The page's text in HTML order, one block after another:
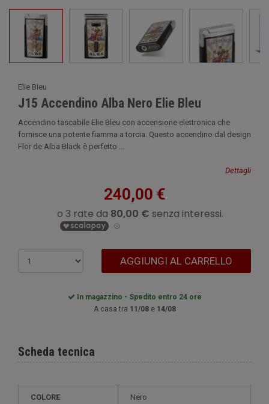
Elie Bleu
J15 Accendino Alba Nero Elie Bleu
Accendino tascabile Elie Bleu con accensione elettronica che
fornisce una potente fiamma a torcia. Questo accendino dal design
Flor de Alba Black è perfetto ...
Dettagli
240,00 €
AGGIUNGI AL CARRELLO
In magazzino - Spedito entro 24 ore
A casa tra 11/08e 14/08
Scheda tecnica
COLORE Nero